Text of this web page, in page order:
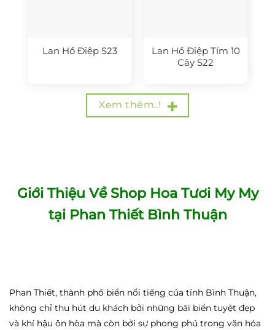
Lan Hồ Điệp S23
Lan Hồ Điệp Tím 10
Cây S22
Xem thêm..!
Giới Thiệu Về Shop Hoa Tươi My My
tại Phan Thiết Bình Thuận
Phan Thiết, thành phố biển nổi tiếng của tỉnh Bình Thuận,
không chỉ thu hút du khách bởi những bãi biển tuyệt đẹp
và khí hậu ôn hòa mà còn bởi sự phong phú trong văn hóa